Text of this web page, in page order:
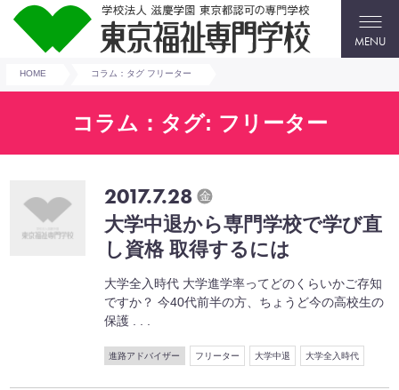
MENU
HOME コラム：タグ フリーター
コラム：タグ: フリーター
2017.7.28 金
⼤学中退から専⾨学校で学び直
し資格 取得するには
大学全入時代 大学進学率ってどのくらいかご存知
ですか？ 今40代前半の方、ちょうど今の高校生の
保護 . . .
進路アドバイザー フリーター 大学中退 大学全入時代